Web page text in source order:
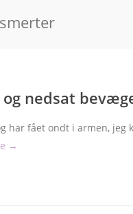
nedsat
har fået ondt i armen,
→